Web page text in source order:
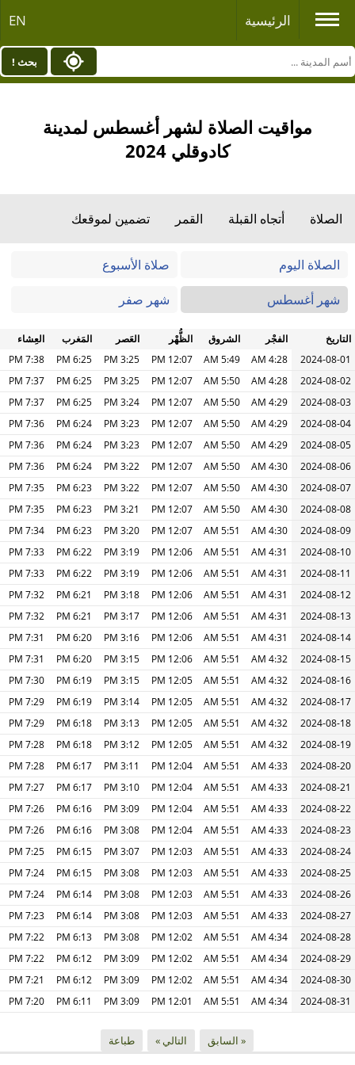
الرئيسية EN
بحث !
مواقيت الصلاة لشهر أغسطس لمدينة
كادوقلي 2024
الصلاة أتجاه القبلة القمر تضمين لموقعك
الصلاة اليوم
صلاة الأسبوع
شهر أغسطس
شهر صفر
التاريخ الفجْر الشروق الظُّهْر العَصر المَغرب
العِشاء
2024-08-01
4:28 AM
5:49 AM
12:07 PM
3:25 PM
6:25 PM
7:38 PM
2024-08-02
4:28 AM
5:50 AM
12:07 PM
3:25 PM
6:25 PM
7:37 PM
2024-08-03
4:29 AM
5:50 AM
12:07 PM
3:24 PM
6:25 PM
7:37 PM
2024-08-04
4:29 AM
5:50 AM
12:07 PM
3:23 PM
6:24 PM
7:36 PM
2024-08-05
4:29 AM
5:50 AM
12:07 PM
3:23 PM
6:24 PM
7:36 PM
2024-08-06
4:30 AM
5:50 AM
12:07 PM
3:22 PM
6:24 PM
7:36 PM
2024-08-07
4:30 AM
5:50 AM
12:07 PM
3:22 PM
6:23 PM
7:35 PM
2024-08-08
4:30 AM
5:50 AM
12:07 PM
3:21 PM
6:23 PM
7:35 PM
2024-08-09
4:30 AM
5:51 AM
12:07 PM
3:20 PM
6:23 PM
7:34 PM
2024-08-10
4:31 AM
5:51 AM
12:06 PM
3:19 PM
6:22 PM
7:33 PM
2024-08-11
4:31 AM
5:51 AM
12:06 PM
3:19 PM
6:22 PM
7:33 PM
2024-08-12
4:31 AM
5:51 AM
12:06 PM
3:18 PM
6:21 PM
7:32 PM
2024-08-13
4:31 AM
5:51 AM
12:06 PM
3:17 PM
6:21 PM
7:32 PM
2024-08-14
4:31 AM
5:51 AM
12:06 PM
3:16 PM
6:20 PM
7:31 PM
2024-08-15
4:32 AM
5:51 AM
12:06 PM
3:15 PM
6:20 PM
7:31 PM
2024-08-16
4:32 AM
5:51 AM
12:05 PM
3:15 PM
6:19 PM
7:30 PM
2024-08-17
4:32 AM
5:51 AM
12:05 PM
3:14 PM
6:19 PM
7:29 PM
2024-08-18
4:32 AM
5:51 AM
12:05 PM
3:13 PM
6:18 PM
7:29 PM
2024-08-19
4:32 AM
5:51 AM
12:05 PM
3:12 PM
6:18 PM
7:28 PM
2024-08-20
4:33 AM
5:51 AM
12:04 PM
3:11 PM
6:17 PM
7:28 PM
2024-08-21
4:33 AM
5:51 AM
12:04 PM
3:10 PM
6:17 PM
7:27 PM
2024-08-22
4:33 AM
5:51 AM
12:04 PM
3:09 PM
6:16 PM
7:26 PM
2024-08-23
4:33 AM
5:51 AM
12:04 PM
3:08 PM
6:16 PM
7:26 PM
2024-08-24
4:33 AM
5:51 AM
12:03 PM
3:07 PM
6:15 PM
7:25 PM
2024-08-25
4:33 AM
5:51 AM
12:03 PM
3:08 PM
6:15 PM
7:24 PM
2024-08-26
4:33 AM
5:51 AM
12:03 PM
3:08 PM
6:14 PM
7:24 PM
2024-08-27
4:33 AM
5:51 AM
12:03 PM
3:08 PM
6:14 PM
7:23 PM
2024-08-28
4:34 AM
5:51 AM
12:02 PM
3:08 PM
6:13 PM
7:22 PM
2024-08-29
4:34 AM
5:51 AM
12:02 PM
3:09 PM
6:12 PM
7:22 PM
2024-08-30
4:34 AM
5:51 AM
12:02 PM
3:09 PM
6:12 PM
7:21 PM
2024-08-31
4:34 AM
5:51 AM
12:01 PM
3:09 PM
6:11 PM
7:20 PM
« السابق التالي » طباعة